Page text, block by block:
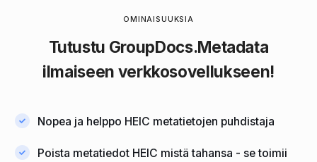
OMINAISUUKSIA
Tutustu GroupDocs.Metadata
ilmaiseen verkkosovellukseen!
Nopea ja helppo HEIC metatietojen puhdistaja
Poista metatiedot HEIC mistä tahansa - se toimii